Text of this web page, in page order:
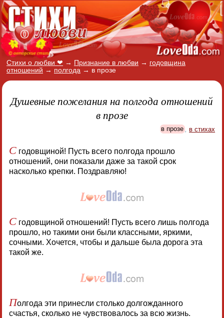
Стихи о любви ❤ → Признание в любви → годовщина
отношений → полгода → в прозе
Душевные пожелания на полгода отношений
в прозе
в прозе в стихах
Сгодовщиной! Пусть всего полгода прошло
отношений, они показали даже за такой срок
насколько крепки. Поздравляю!
Сгодовщиной отношений! Пусть всего лишь полгода
прошло, но такими они были классными, яркими,
сочными. Хочется, чтобы и дальше была дорога эта
такой же.
Полгода эти принесли столько долгожданного
счастья, сколько не чувствовалось за всю жизнь.